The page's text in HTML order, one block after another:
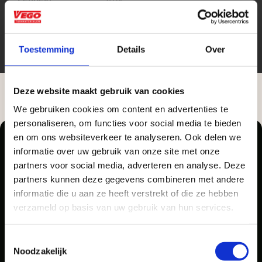
Toestemming Details Over
Deze website maakt gebruik van cookies
We gebruiken cookies om content en advertenties te
personaliseren, om functies voor social media te bieden
en om ons websiteverkeer te analyseren. Ook delen we
informatie over uw gebruik van onze site met onze
partners voor social media, adverteren en analyse. Deze
partners kunnen deze gegevens combineren met andere
informatie die u aan ze heeft verstrekt of die ze hebben
verzameld op basis van uw gebruik van hun services.
Noodzakelijk
Zakelijke klant worden
Vego Tuinmaterialen is de meest geschikte partner
voor zakelijke klanten op zoek naar tuin- en
infraproducten. Als professionele leverancier van
tuinmaterialen bieden wij een breed assortiment
zakelijke mogelijkheden
Aangepaste openingstijden tijdens de
vakantieperiode
Waardenburg en Vego Dordrecht hanteren tijdens
de vakantieperiode aangepaste openingstijden op
zaterdag. Bekijk de vestigingspagina voor de
actuele openingstijden.
Pellegrom Sierbestrating heet voortaan Vego
Tuinmaterialen.